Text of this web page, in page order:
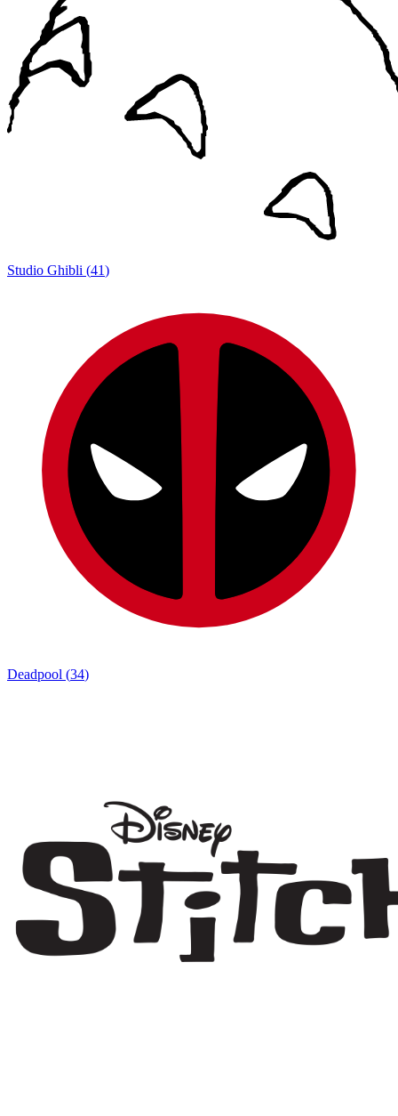
Studio Ghibli (41)
Deadpool (34)